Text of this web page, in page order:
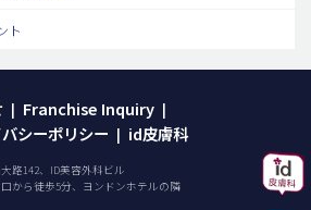
ト
| Franchise Inquiry |
シーポリシー | id皮膚科
路142、ID美容外科ビル
から徒歩5分、ヨンドンホテルの隣